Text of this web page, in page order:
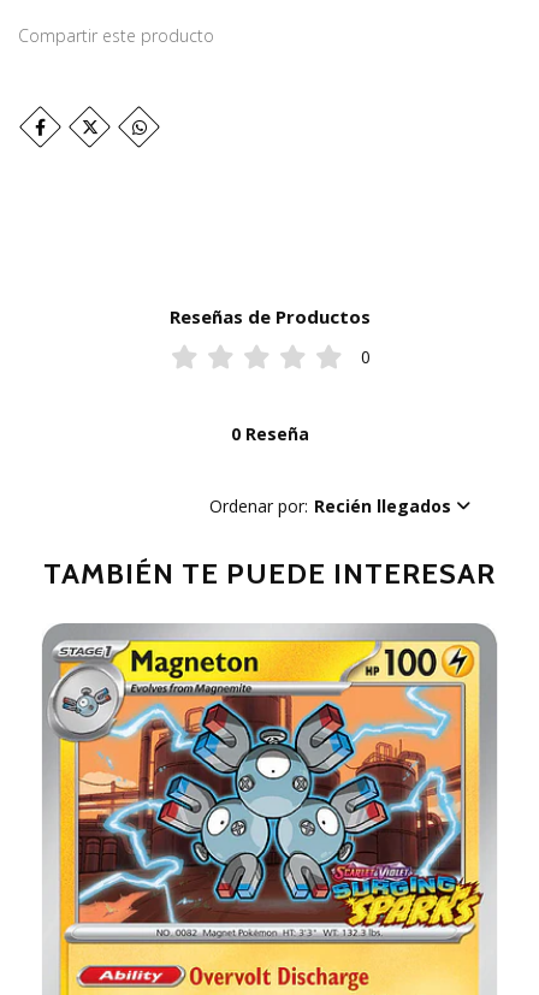
Compartir este producto
Reseñas de Productos
0
0 Reseña
Ordenar por: Recién llegados
TAMBIÉN TE PUEDE INTERESAR